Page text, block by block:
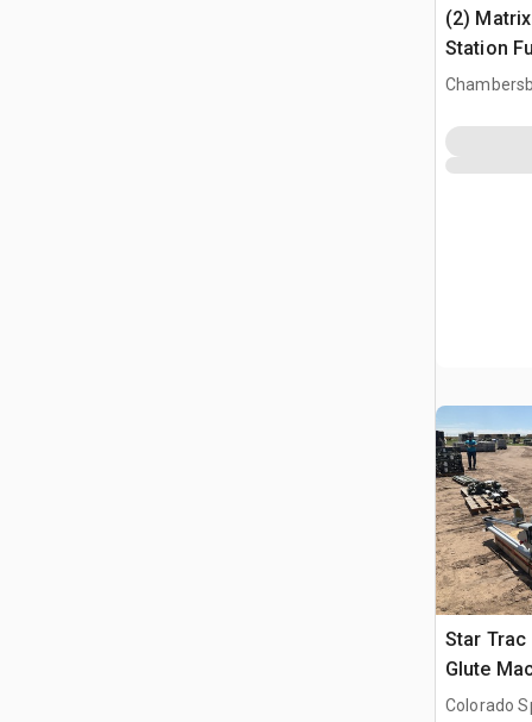
(2)
Station
Star Trac
Glute
Colorado